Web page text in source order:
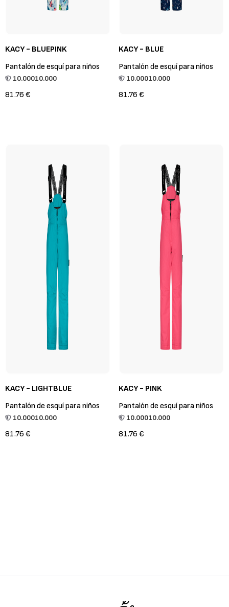
KACY - BLUEPINK
Pantalón de esquí para niños
10.00010.000
81.76 €
KACY - BLUE
Pantalón de esquí para niños
10.00010.000
81.76 €
KACY - LIGHTBLUE
Pantalón de esquí para niños
10.00010.000
81.76 €
KACY - PINK
Pantalón de esquí para niños
10.00010.000
81.76 €